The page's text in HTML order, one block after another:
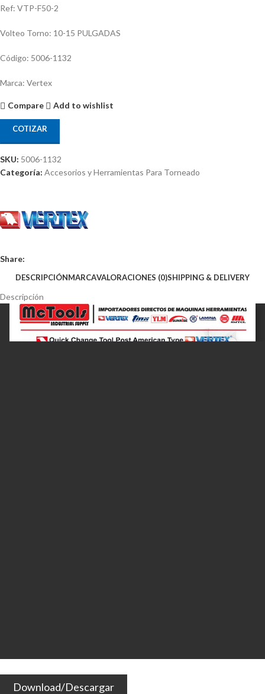
Ref: VTP-F50-2
Volteo Torno: 10-15 PULGADAS
Código: 5006-1132
Marca: Vertex
Compare Add to wishlist
COTIZAR
SKU: 5006-1132
Categoría: Accesorios y Herramientas Para Torneado
Share:
DESCRIPCIÓNMARCAVALORACIONES (0)SHIPPING & DELIVERY
Descripción
Download/Descargar